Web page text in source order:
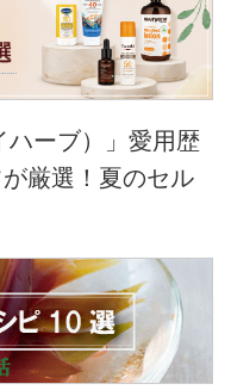
ーブ）」愛用歴
厳選！夏のセル